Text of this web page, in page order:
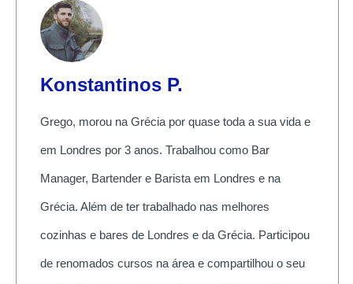
Konstantinos P.
Grego, morou na Grécia por quase toda a sua vida e
em Londres por 3 anos. Trabalhou como Bar
Manager, Bartender e Barista em Londres e na
Grécia. Além de ter trabalhado nas melhores
cozinhas e bares de Londres e da Grécia. Participou
de renomados cursos na área e compartilhou o seu